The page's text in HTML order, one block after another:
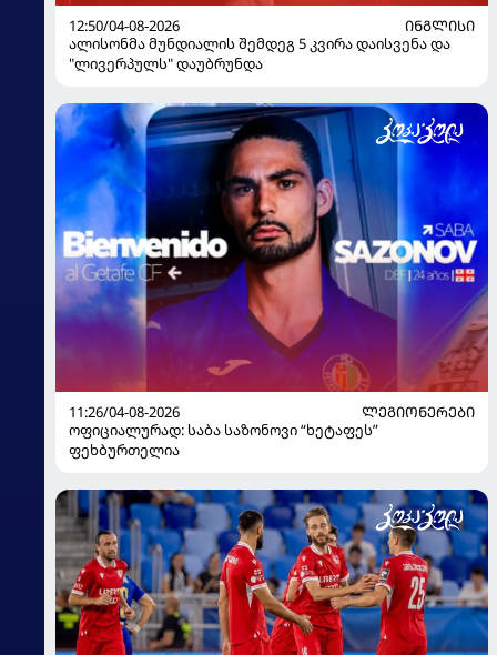
12:50/04-08-2026
ᲘᲜᲒᲚᲘᲡᲘ
ალისონმა მუნდიალის შემდეგ 5 კვირა დაისვენა და
"ლივერპულს" დაუბრუნდა
11:26/04-08-2026
ᲚᲔᲒᲘᲝᲜᲔᲠᲔᲑᲘ
ოფიციალურად: საბა საზონოვი “ხეტაფეს”
ფეხბურთელია